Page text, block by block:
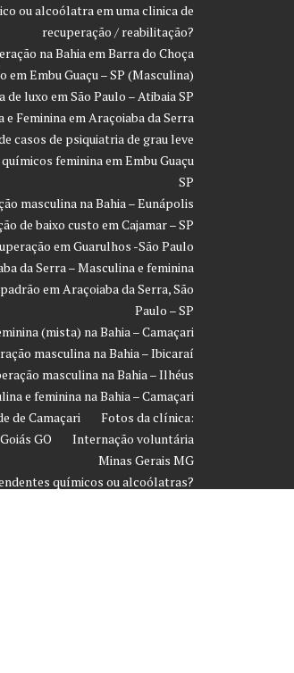
ou alcoólatra em uma clinica de
recuperação / reabilitação?
na Bahia em Barra do Choça
Embu Guaçu – SP (Masculina)
luxo em São Paulo – Atibaia SP
Feminina em Araçoiaba da Serra
casos de psiquiatria de grau leve
feminina em Embu Guaçu
SP
masculina na Bahia – Eunápolis
de baixo custo em Cajamar – SP
em Guarulhos -São Paulo
da Serra – Masculina e feminina
em Araçoiaba da Serra, São
Paulo – SP
(mista) na Bahia – Camaçari
masculina na Bahia – Ibicaraí
masculina na Bahia – Ilhéus
e feminina na Bahia – Camaçari
de Camaçari
Fotos da clínica:
Goiás GO
Internação voluntária
Minas Gerais MG
químicos ou alcoólatras?